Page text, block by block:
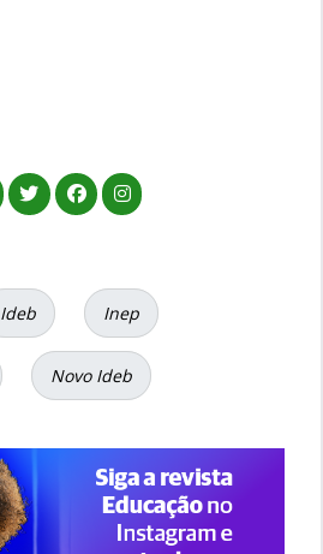
Ideb Inep
Novo Ideb